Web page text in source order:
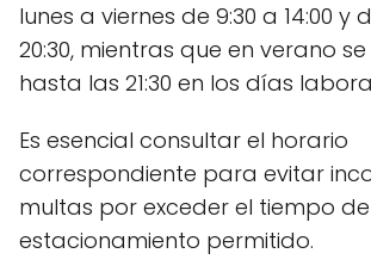
lunes a viernes de 9:30 a 14:00 y
20:30, mientras que en verano
hasta las 21:30 en los días
Es esencial consultar el horario
correspondiente para evitar
multas por exceder el tiempo de
estacionamiento permitido.